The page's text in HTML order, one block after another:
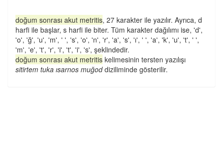
doğum sonrası akut metritis, 27 karakter ile yazılır. Ayrıca, d
harfi ile başlar, s harfi ile biter. Tüm karakter dağılımı ise, 'd',
'o', 'ğ', 'u', 'm', ' ', 's', 'o', 'n', 'r', 'a', 's', 'ı', ' ', 'a', 'k', 'u', 't', ' ',
'm', 'e', 't', 'r', 'i', 't', 'i', 's', şeklindedir.
doğum sonrası akut metritis kelimesinin tersten yazılışı
sitirtem tuka ısarnos muğoddiziliminde gösterilir.